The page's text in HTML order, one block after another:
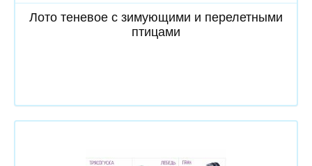
Лото теневое с зимующими и перелетными
птицами